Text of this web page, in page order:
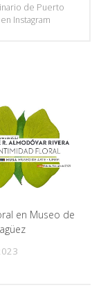
de Puerto
Instagram
en Museo de